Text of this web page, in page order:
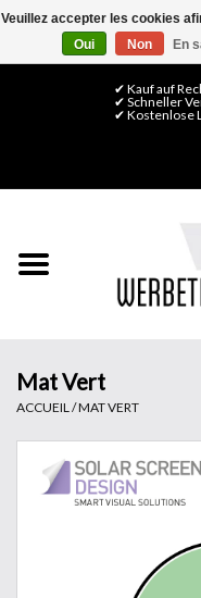
0 Articles -
✔ Kauf auf
✔ Schneller
✔ Kostenlose
Films de décoration
Finitions & Montage
Mat Vert
ACCUEIL /MAT VERT
Veuillez accepter les cookies
Oui
Non En